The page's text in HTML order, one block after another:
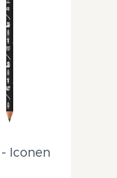
Iconen